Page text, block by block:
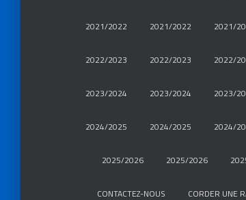
2021/2022 2021/2022 2021/
2022/2023 2022/2023 2022/
2023/2024 2023/2024 2023/
2024/2025 2024/2025 2024/
2025/2026 2025/2026
CONTACTEZ-NOUS CORDER UNE